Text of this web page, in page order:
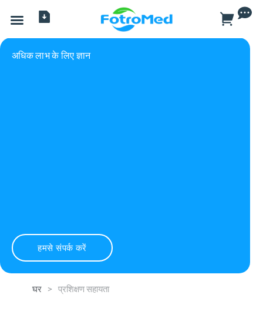
अधिक लाभ के लिए ज्ञान
हमसे संपर्क करें
घर > प्रशिक्षण सहायता